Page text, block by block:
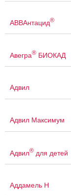
АВВАнтацид®
Авегра® БИОКАД
Адвил
Адвил Максимум
Адвил® для детей
Аддамель Н